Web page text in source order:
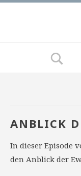
ANBLICK
In dieser Episode
den Anblick der